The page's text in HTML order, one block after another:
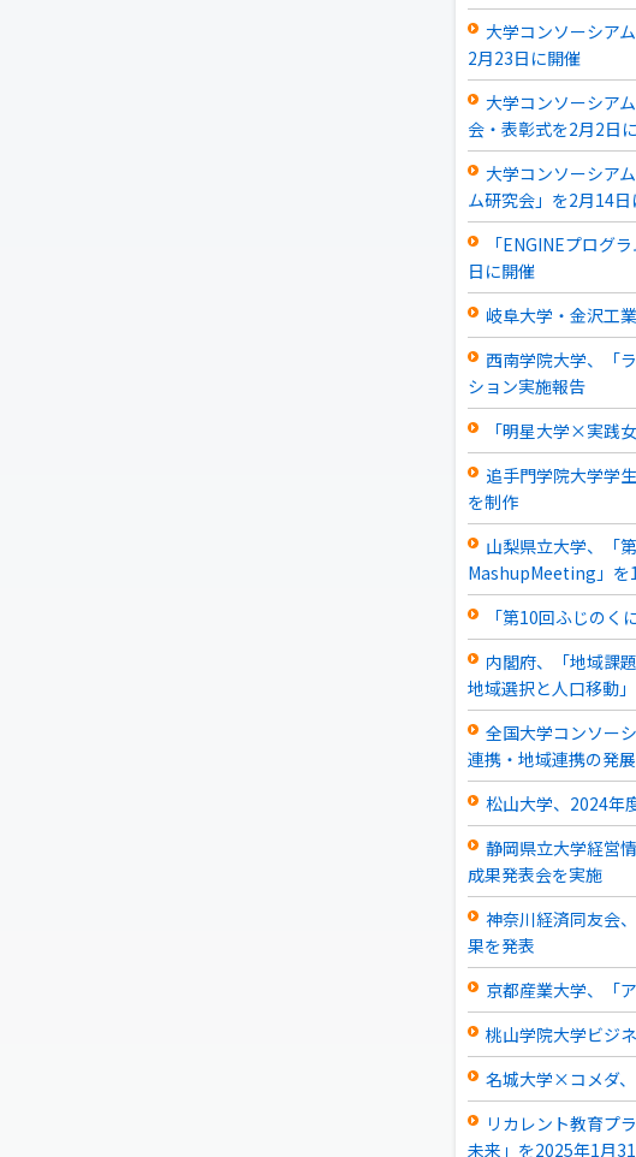
大学コンソーシア
2月23日に開催
大学コンソーシア
会・表彰式を2月2日
大学コンソーシア
ム研究会」を2月14
「ENGINEプログ
日に開催
岐阜大学・金沢工
西南学院大学、「
ション実施報告
「明星大学×実践
追手門学院大学学
を制作
山梨県立大学、「
MashupMeeting」を
「第10回ふじの
内閣府、「地域課
地域選択と人口移動
全国大学コンソー
連携・地域連携の発
松山大学、2024年
静岡県立大学経営
成果発表会を実施
神奈川経済同友会
果を発表
京都産業大学、「
桃山学院大学ビジ
名城大学×コメダ
リカレント教育プ
未来」を2025年1月